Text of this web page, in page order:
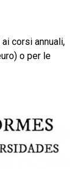
corsi annuali,
o per le